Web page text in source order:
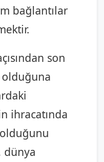
bağlantılar
son
ihracatında
dünya